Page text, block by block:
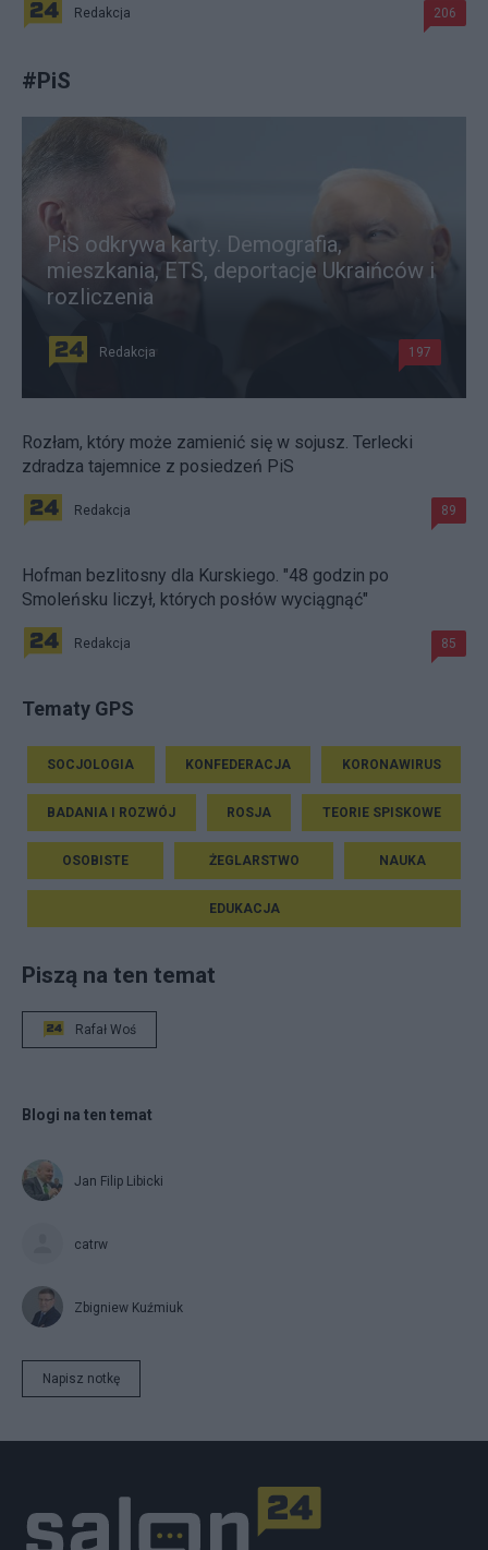
Redakcja 206
#PiS
PiS odkrywa karty. Demografia,
mieszkania, ETS, deportacje Ukraińców i
rozliczenia
Redakcja 197
Rozłam, który może zamienić się w sojusz. Terlecki
zdradza tajemnice z posiedzeń PiS
Redakcja 89
Hofman bezlitosny dla Kurskiego. "48 godzin po
Smoleńsku liczył, których posłów wyciągnąć"
Redakcja 85
Tematy GPS
SOCJOLOGIA KONFEDERACJA KORONAWIRUS
BADANIA I ROZWÓJ ROSJA TEORIE SPISKOWE
OSOBISTE ŻEGLARSTWO NAUKA
EDUKACJA
Piszą na ten temat
Rafał Woś
Blogi na ten temat
Jan Filip Libicki
catrw
Zbigniew Kuźmiuk
Napisz notkę